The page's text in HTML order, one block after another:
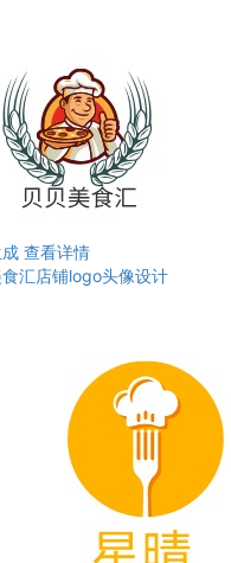
查看详情
食汇店铺logo头像设计